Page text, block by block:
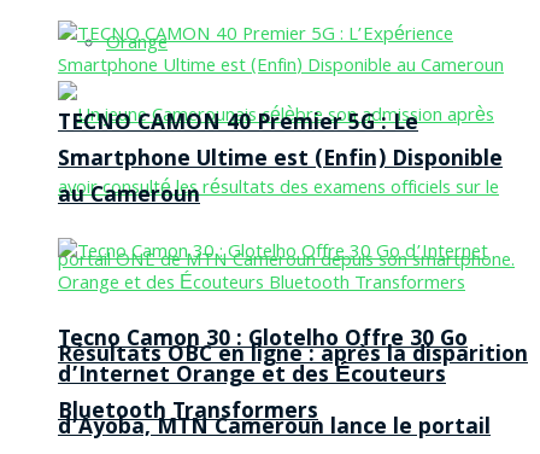
Orange
Résultats OBC en ligne : après la disparition
d’Ayoba, MTN Cameroun lance le portail
TECNO CAMON 40 Premier 5G : Le
Smartphone Ultime est (Enfin) Disponible
au Cameroun
Tecno Camon 30 : Glotelho Offre 30 Go
d’Internet Orange et des Écouteurs
Bluetooth Transformers